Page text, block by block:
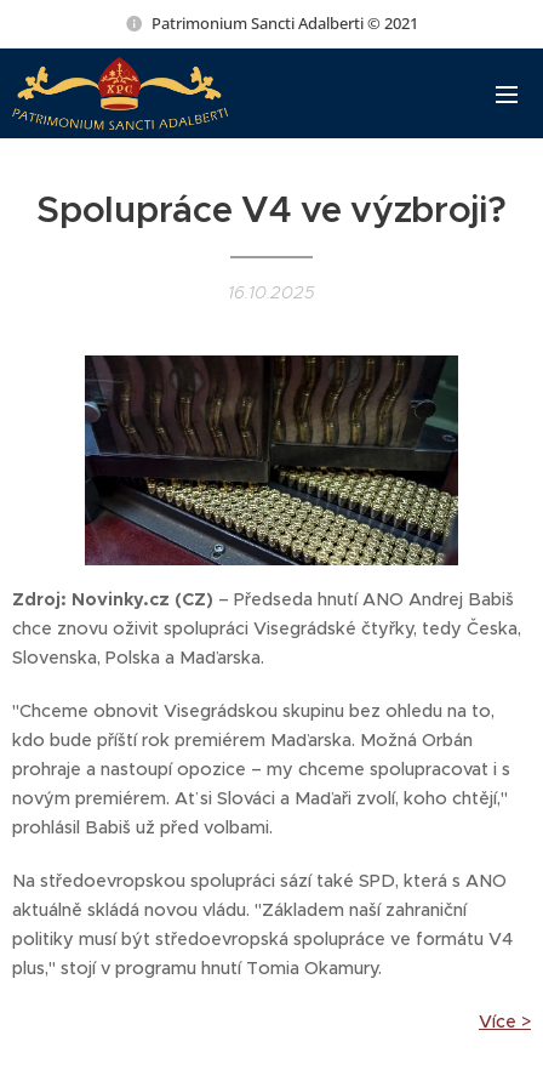
Patrimonium Sancti Adalberti © 2021
Spolupráce V4 ve výzbroji?
16.10.2025
Zdroj: Novinky.cz (CZ) – Předseda hnutí ANO Andrej Babiš
chce znovu oživit spolupráci Visegrádské čtyřky, tedy Česka,
Slovenska, Polska a Maďarska.
"Chceme obnovit Visegrádskou skupinu bez ohledu na to,
kdo bude příští rok premiérem Maďarska. Možná Orbán
prohraje a nastoupí opozice – my chceme spolupracovat i s
novým premiérem. Ať si Slováci a Maďaři zvolí, koho chtějí,"
prohlásil Babiš už před volbami.
Na středoevropskou spolupráci sází také SPD, která s ANO
aktuálně skládá novou vládu. "Základem naší zahraniční
politiky musí být středoevropská spolupráce ve formátu V4
plus," stojí v programu hnutí Tomia Okamury.
Více >